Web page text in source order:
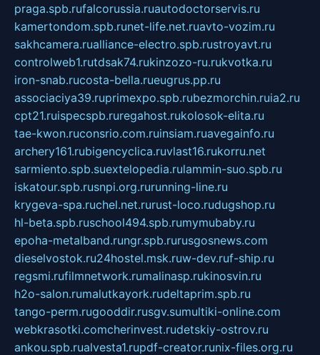
praga.spb.rufalcorussia.ruautodoctorservis.ru
kamertondom.spb.runet-life.net.ruavto-vozim.ru
sakhcamera.rualliance-electro.spb.rustroyavt.ru
controlweb1.rutdsak74.rukinzozo-ru.rukvotka.ru
iron-snab.rucosta-bella.rueugrus.pp.ru
associaciya39.ruprimexpo.spb.rubezmorchin.ruia2.ru
cpt21.ruispecspb.ruregahost.rukolosok-elita.ru
tae-kwon.ruconsrio.com.ruinsiam.ruavegainfo.ru
archery161.rubigencyclica.ruvlast16.rukorru.net
sarmiento.spb.suextelopedia.rulammin-suo.spb.ru
iskatour.spb.rusnpi.org.rurunning-line.ru
krygeva-spa.ruchel.net.rurust-loco.rudugshop.ru
hl-beta.spb.ruschool494.spb.rumymubaby.ru
epoha-metalband.rungr.spb.rurusgosnews.com
dieselvostok.ru24hostel.msk.ruw-dev.ruf-ship.ru
regsmi.rufilmnetwork.rumalinasp.rukinosvin.ru
h2o-salon.rumalutkayork.rudeltaprim.spb.ru
tango-perm.rugooddir.rusgv.sumultiki-online.com
webkrasotki.comcherinvest.rudetskiy-ostrov.ru
ankou.spb.rualvesta1.rupdf-creator.runix-files.org.ru